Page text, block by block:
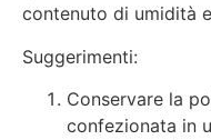
contenuto di umidità
Suggerimenti:
Conservare la
confezionata in